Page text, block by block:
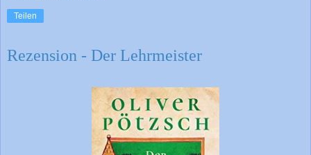
Teilen
Rezension - Der Lehrmeister